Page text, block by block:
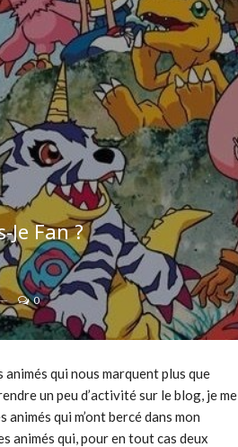
Fan ?
0
qui nous marquent plus que
un peu d’activité sur le blog, je me
qui m’ont bercé dans mon
animés qui, pour en tout cas deux